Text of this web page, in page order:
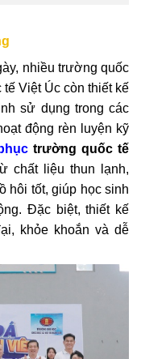
nhiều trường quốc
Việt Úc còn thiết kế
sử dụng trong các
động rèn luyện kỹ
trường quốc tế
chất liệu thun lạnh,
hôi tốt, giúp học sinh
Đặc biệt, thiết kế
khỏe khoắn và dễ